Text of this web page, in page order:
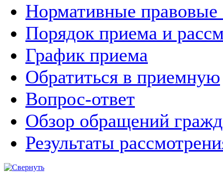
Нормативные правовые
Порядок приема и
График приема
Обратиться в приемную
Вопрос-ответ
Обзор обращений
Результаты